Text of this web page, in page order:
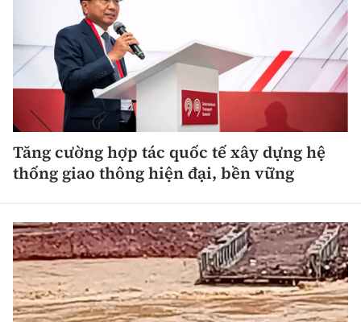
Tăng cường hợp tác quốc tế xây dựng hệ
thống giao thông hiện đại, bền vững